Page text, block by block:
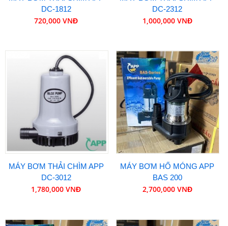
DC-1812
720,000 VNĐ
DC-2312
1,000,000 VNĐ
MÁY BƠM THẢI CHÌM APP
DC-3012
1,780,000 VNĐ
MÁY BƠM HỐ MÓNG APP
BAS 200
2,700,000 VNĐ